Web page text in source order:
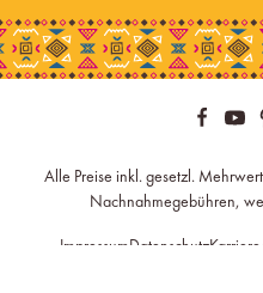
Alle Preise inkl. gesetzl.
Nachnahmegebühren,
ImpressumDatenschutzKarriere